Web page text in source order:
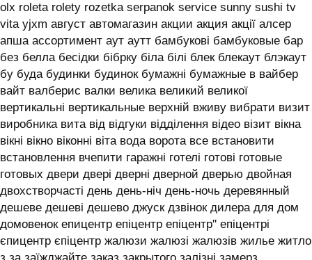
olx roleta rolety rozetka serpanok service sunny sushi tv
vita yjxm август автомагазин акции акция акції алсер
апша ассортимент аут аутт бамбукові бамбуковые бар
без белла бесідки бібрку біла білі блек блекаут блэкаут
бу буда будинки будинок бумажні бумажные в вайбер
вайт валберис валки велика великий великої
вертикальні вертикальные верхній вживу вибрати визит
виробника вита від відгуки відділення відео візит вікна
вікні вікно віконні віта вода ворота все встановити
встановлення вчепити гаражні готелі готові готовые
готовых двери двері дверні дверной дверью двойная
двохстворчасті день день-ніч день-ночь деревянный
дешеве дешеві дешево джуск дзвінок дилера для дом
домовенок епицентр епіцентр епіцентр'' епіцентрі
єпицентр єпіцентр жалюзи жалюзі жалюзів жилье житло